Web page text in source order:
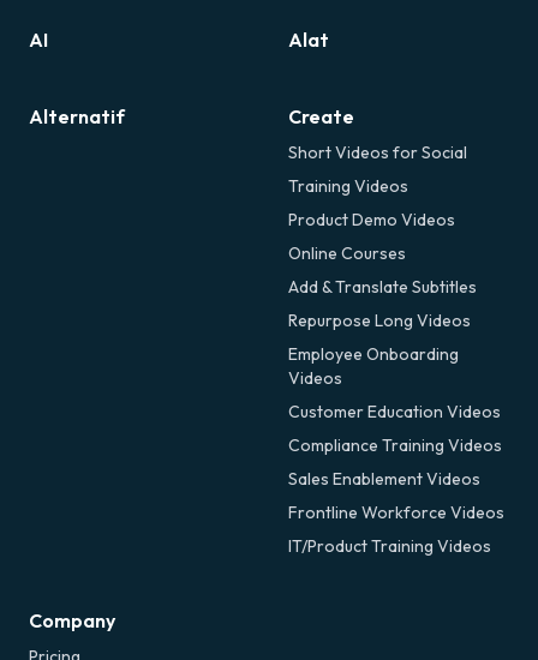
AI Alat
Alternatif Create
Short Videos for Social
Training Videos
Product Demo Videos
Online Courses
Add & Translate Subtitles
Repurpose Long Videos
Employee Onboarding
Videos
Customer Education Videos
Compliance Training Videos
Sales Enablement Videos
Frontline Workforce Videos
IT/Product Training Videos
Company